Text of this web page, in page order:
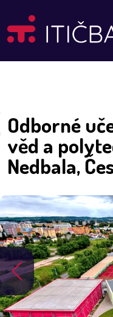
Odborné
věd a
Nedbala,